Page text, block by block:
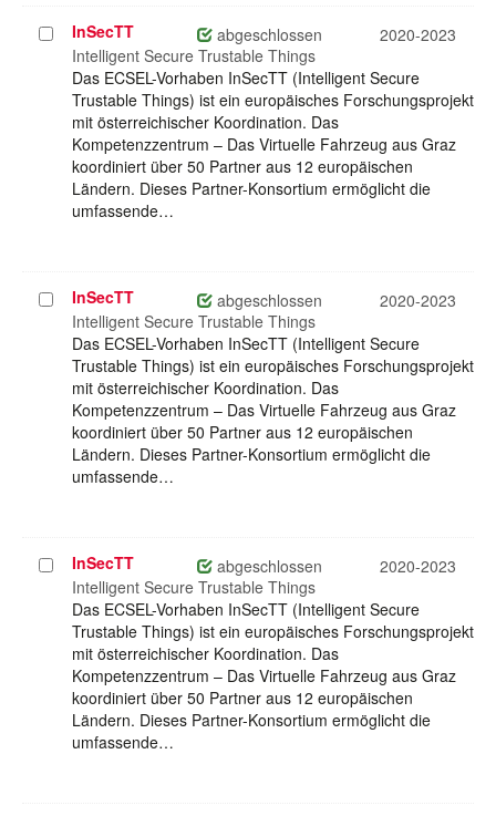
Projekt
auswählen
InSecTT abgeschlossen
2020-2023
Intelligent Secure Trustable Things
Das ECSEL-Vorhaben InSecTT (Intelligent Secure
Trustable Things) ist ein europäisches Forschungsprojekt
mit österreichischer Koordination. Das
Kompetenzzentrum – Das Virtuelle Fahrzeug aus Graz
koordiniert über 50 Partner aus 12 europäischen
Ländern. Dieses Partner-Konsortium ermöglicht die
umfassende…
Projekt
auswählen
InSecTT abgeschlossen
2020-2023
Intelligent Secure Trustable Things
Das ECSEL-Vorhaben InSecTT (Intelligent Secure
Trustable Things) ist ein europäisches Forschungsprojekt
mit österreichischer Koordination. Das
Kompetenzzentrum – Das Virtuelle Fahrzeug aus Graz
koordiniert über 50 Partner aus 12 europäischen
Ländern. Dieses Partner-Konsortium ermöglicht die
umfassende…
Projekt
auswählen
InSecTT abgeschlossen
2020-2023
Intelligent Secure Trustable Things
Das ECSEL-Vorhaben InSecTT (Intelligent Secure
Trustable Things) ist ein europäisches Forschungsprojekt
mit österreichischer Koordination. Das
Kompetenzzentrum – Das Virtuelle Fahrzeug aus Graz
koordiniert über 50 Partner aus 12 europäischen
Ländern. Dieses Partner-Konsortium ermöglicht die
umfassende…